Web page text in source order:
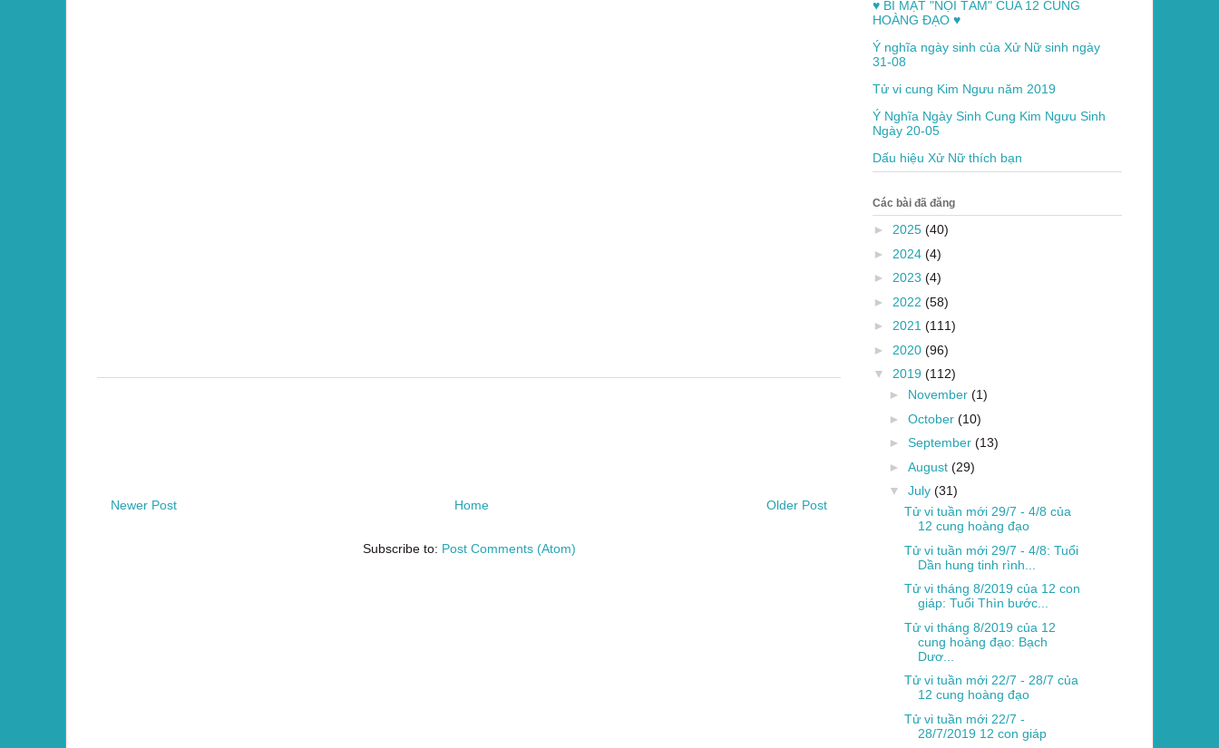
Newer Post Older Post
Home
Subscribe to: Post Comments (Atom)
♥ BÍ MẬT "NỘI TÂM" CỦA 12 CUNG
HOÀNG ĐẠO ♥
Ý nghĩa ngày sinh của Xử Nữ sinh ngày
31-08
Tử vi cung Kim Ngưu năm 2019
Ý Nghĩa Ngày Sinh Cung Kim Ngưu Sinh
Ngày 20-05
Dấu hiệu Xử Nữ thích bạn
Các bài đã đăng
► 2025 (40)
► 2024 (4)
► 2023 (4)
► 2022 (58)
► 2021 (111)
► 2020 (96)
▼ 2019 (112)
► November (1)
► October (10)
► September (13)
► August (29)
▼ July (31)
Tử vi tuần mới 29/7 - 4/8 của
12 cung hoàng đạo
Tử vi tuần mới 29/7 - 4/8: Tuổi
Dần hung tinh rình...
Tử vi tháng 8/2019 của 12 con
giáp: Tuổi Thìn bước...
Tử vi tháng 8/2019 của 12
cung hoàng đạo: Bạch
Dươ...
Tử vi tuần mới 22/7 - 28/7 của
12 cung hoàng đạo
Tử vi tuần mới 22/7 -
28/7/2019 12 con giáp